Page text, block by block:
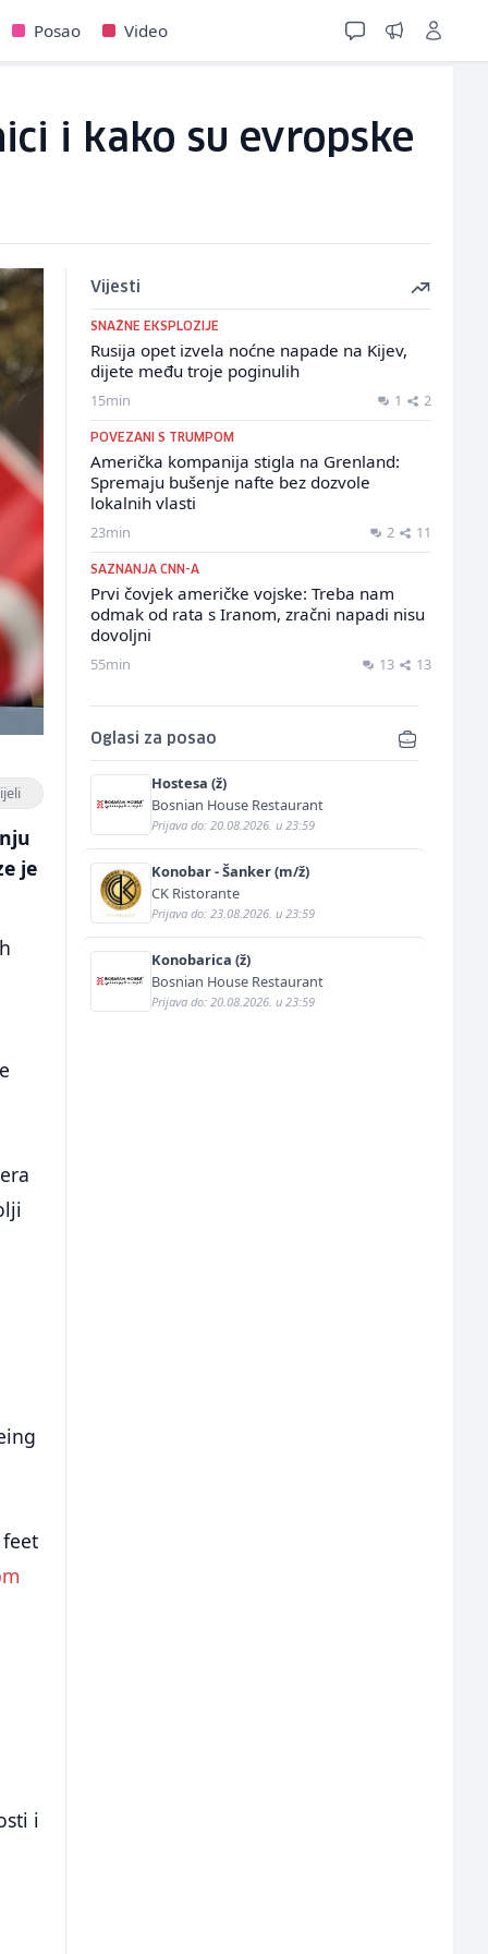
Posao Video
i kako su evropske
je
i
Vijesti
SNAŽNE EKSPLOZIJE
Rusija opet izvela noćne napade na Kijev,
dijete među troje poginulih
15min 1 2
POVEZANI S TRUMPOM
Američka kompanija stigla na Grenland:
Spremaju bušenje nafte bez dozvole
lokalnih vlasti
23min 2 11
SAZNANJA CNN-A
Prvi čovjek američke vojske: Treba nam
odmak od rata s Iranom, zračni napadi nisu
dovoljni
55min 13 13
Oglasi za posao
Hostesa (ž)
Bosnian House Restaurant
Prijava do: 20.08.2026. u 23:59
Konobar - Šanker (m/ž)
CK Ristorante
Prijava do: 23.08.2026. u 23:59
Konobarica (ž)
Bosnian House Restaurant
Prijava do: 20.08.2026. u 23:59